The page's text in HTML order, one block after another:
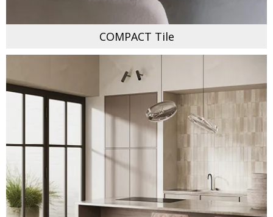
COMPACT Tile